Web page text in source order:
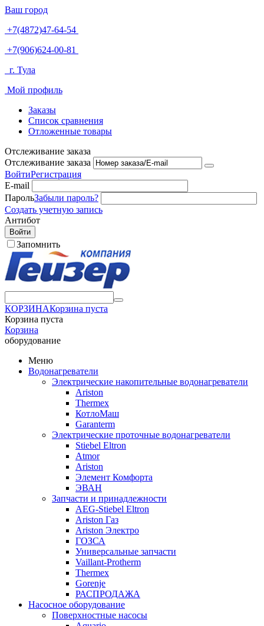
Ваш город
+7(4872)47-64-54
+7(906)624-00-81
г. Тула
Мой профиль
Заказы
Список сравнения
Отложенные товары
Отслеживание заказа
Отслеживание заказа
ВойтиРегистрация
E-mail
ПарольЗабыли пароль?
Создать учетную запись
Антибот
Войти
Запомнить
КОРЗИНАКорзина пуста
Корзина пуста
Корзина
оборудование
Меню
Водонагреватели
Электрические накопительные водонагреватели
Ariston
Thermex
КотлоМаш
Garanterm
Электрические проточные водонагреватели
Stiebel Eltron
Atmor
Ariston
Элемент Комфорта
ЭВАН
Запчасти и принадлежности
AEG-Stiebel Eltron
Ariston Газ
Ariston Электро
ГОЗСА
Универсальные запчасти
Vaillant-Protherm
Thermex
Gorenje
РАСПРОДАЖА
Насосное оборудование
Поверхностные насосы